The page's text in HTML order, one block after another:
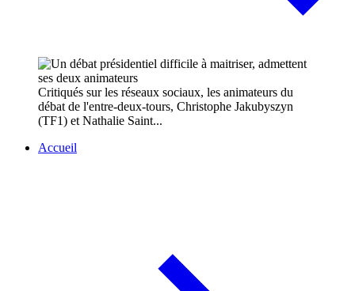
Critiqués sur les réseaux sociaux, les animateurs du
débat de l'entre-deux-tours, Christophe Jakubyszyn
(TF1) et Nathalie Saint...
Accueil